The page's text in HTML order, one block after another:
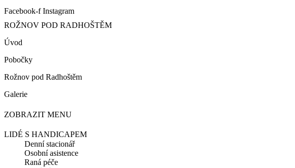
Facebook-f Instagram
ROŽNOV POD RADHOŠTĚM
Úvod
Pobočky
Rožnov pod Radhoštěm
Galerie
ZOBRAZIT MENU
LIDÉ S HANDICAPEM
Denní stacionář
Osobní asistence
Raná péče